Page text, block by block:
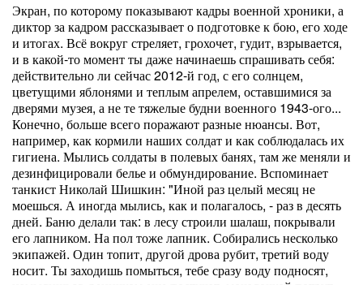
Экран, по которому показывают кадры военной хроники, а
диктор за кадром рассказывает о подготовке к бою, его ходе
и итогах. Всё вокруг стреляет, грохочет, гудит, взрывается,
и в какой-то момент ты даже начинаешь спрашивать себя:
действительно ли сейчас 2012-й год, с его солнцем,
цветущими яблонями и теплым апрелем, оставшимися за
дверями музея, а не те тяжелые будни военного 1943-ого...
Конечно, больше всего поражают разные нюансы. Вот,
например, как кормили наших солдат и как соблюдалась их
гигиена. Мылись солдаты в полевых банях, там же меняли и
дезинфицировали белье и обмундирование. Вспоминает
танкист Николай Шишкин: "Иной раз целый месяц не
моешься. А иногда мылись, как и полагалось, - раз в десять
дней. Баню делали так: в лесу строили шалаш, покрывали
его лапником. На пол тоже лапник. Собирались несколько
экипажей. Один топит, другой дрова рубит, третий воду
носит. Ты заходишь помыться, тебе сразу воду подносят,